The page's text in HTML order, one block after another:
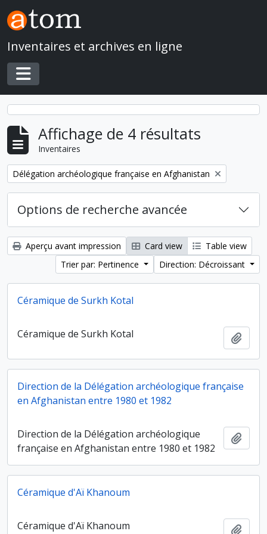
Skip to main content
Inventaires et archives en ligne
Toggle navigation
Affichage de 4 résultats
Inventaires
Remove filter:
Délégation archéologique française en Afghanistan
Options de recherche avancée
Aperçu avant impression Card view
Table view
Trier par: Pertinence
Direction: Décroissant
Céramique de Surkh Kotal
Céramique de Surkh Kotal
Direction de la Délégation archéologique française
en Afghanistan entre 1980 et 1982
Direction de la Délégation archéologique
française en Afghanistan entre 1980 et 1982
Céramique d'Aï Khanoum
Céramique d'Aï Khanoum